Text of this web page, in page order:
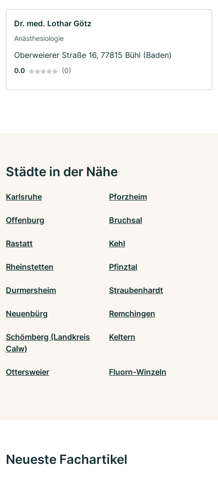
Dr. med. Lothar Götz
Anästhesiologie
Oberweierer Straße 16, 77815 Bühl (Baden)
0.0 (0)
Städte in der Nähe
Karlsruhe Pforzheim
Offenburg Bruchsal
Rastatt Kehl
Rheinstetten Pfinztal
Durmersheim Straubenhardt
Neuenbürg Remchingen
Schömberg (Landkreis
Calw)
Keltern
Ottersweier Fluorn-Winzeln
Neueste Fachartikel